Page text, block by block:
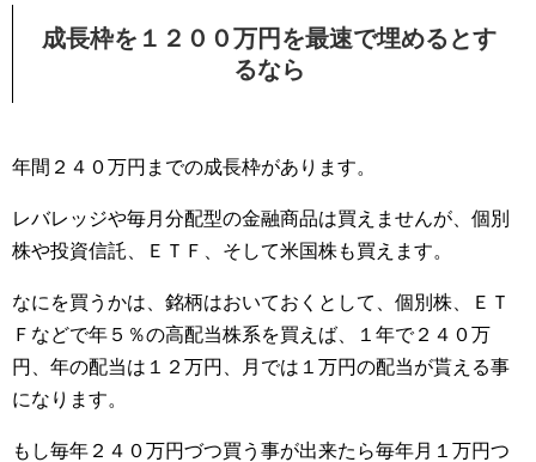
成長枠を１２００万円を最速で埋めるとす
るなら
年間２４０万円までの成長枠があります。
レバレッジや毎月分配型の金融商品は買えませんが、個別
株や投資信託、ＥＴＦ、そして米国株も買えます。
なにを買うかは、銘柄はおいておくとして、個別株、ＥＴ
Ｆなどで年５％の高配当株系を買えば、１年で２４０万
円、年の配当は１２万円、月では１万円の配当が貰える事
になります。
もし毎年２４０万円づつ買う事が出来たら毎年月１万円つ